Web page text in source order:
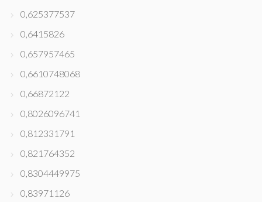
0,625377537
0,6415826
0,657957465
0,6610748068
0,66872122
0,8026096741
0,812331791
0,821764352
0,8304449975
0,83971126